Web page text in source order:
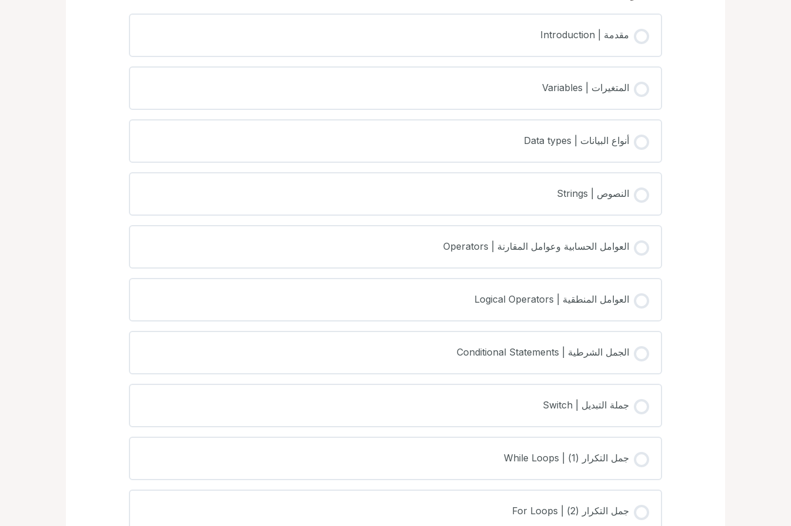
مقدمة | Introduction
المتغيرات | Variables
أنواع البيانات | Data types
النصوص | Strings
العوامل الحسابية وعوامل المقارنة | Operators
العوامل المنطقية | Logical Operators
الجمل الشرطية | Conditional Statements
جملة التبديل | Switch
جمل التكرار (1) | While Loops
جمل التكرار (2) | For Loops